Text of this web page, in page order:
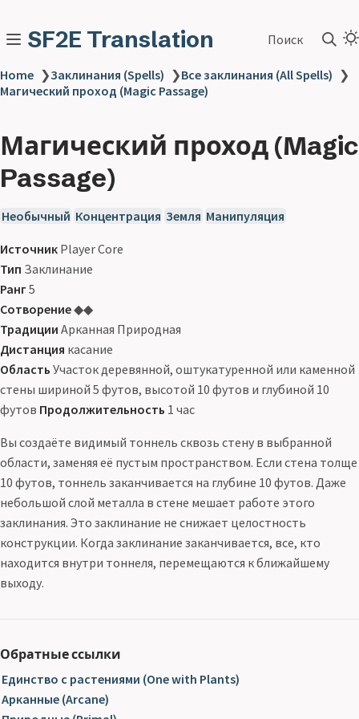
SF2E Translation Поиск
Home ❯Заклинания (Spells) ❯Все заклинания (All Spells) ❯
Магический проход (Magic Passage)
Магический проход (Magic
Passage)
Необычный Концентрация Земля Манипуляция
Источник Player Core
Тип Заклинание
Ранг5
Сотворение◆◆
Традиции Арканная Природная
Дистанция касание
Область Участок деревянной, оштукатуренной или каменной
стены шириной 5 футов, высотой 10 футов и глубиной 10
футов Продолжительность 1 час
Вы создаёте видимый тоннель сквозь стену в выбранной
области, заменяя её пустым пространством. Если стена толще
10 футов, тоннель заканчивается на глубине 10 футов. Даже
небольшой слой металла в стене мешает работе этого
заклинания. Это заклинание не снижает целостность
конструкции. Когда заклинание заканчивается, все, кто
находится внутри тоннеля, перемещаются к ближайшему
выходу.
Обратные ссылки
Единство с растениями (One with Plants)
Арканные (Arcane)